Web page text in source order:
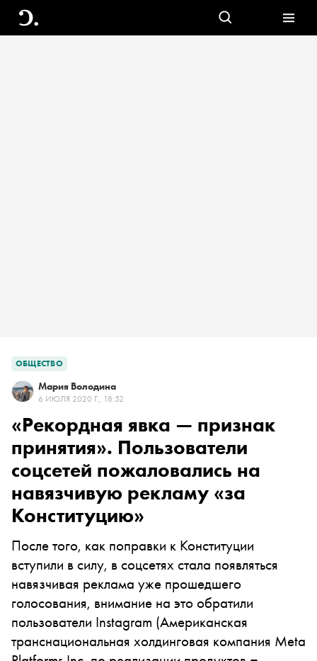
ОБЩЕСТВО
Мария Володина
6 ИЮЛЯ 2020 Г., 18:52
«Рекордная явка — признак
принятия». Пользователи
соцсетей пожаловались на
навязчивую рекламу «за
Конституцию»
После того, как поправки к Конституции
вступили в силу, в соцсетях стала появляться
навязчивая реклама уже прошедшего
голосования, внимание на это обратили
пользователи Instagram (Американская
транснациональная холдинговая компания Meta